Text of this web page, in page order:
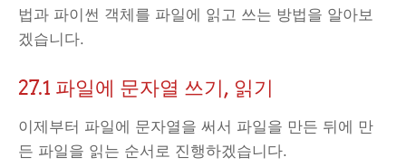
법과 파이썬 객체를 파일에 읽고 쓰는 방법을 알아보
겠습니다.
27.1 파일에 문자열 쓰기, 읽기
이제부터 파일에 문자열을 써서 파일을 만든 뒤에 만
든 파일을 읽는 순서로 진행하겠습니다.